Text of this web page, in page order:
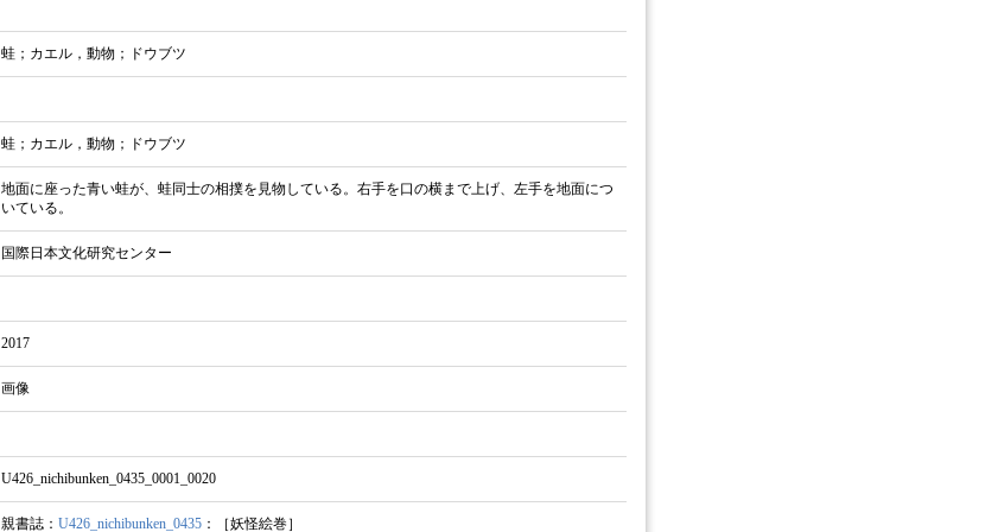
蛙；カエル，動物；ドウブツ
蛙；カエル，動物；ドウブツ
地面に座った青い蛙が、蛙同士の相撲を見物している。右手を口の横まで上げ、左手を地面につ
いている。
国際日本文化研究センター
2017
画像
U426_nichibunken_0435_0001_0020
親書誌： U426_nichibunken_0435 ：［妖怪絵巻］